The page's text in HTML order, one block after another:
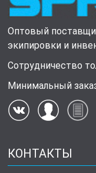
Оптовый
экипировки и
Сотрудничество
Минимальный
КОНТАКТЫ